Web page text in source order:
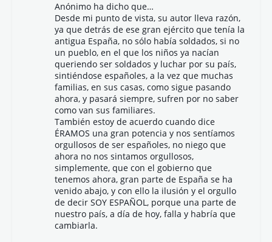
Anónimo ha dicho que…
Desde mi punto de vista, su autor lleva razón,
ya que detrás de ese gran ejército que tenía la
antigua España, no sólo había soldados, si no
un pueblo, en el que los niños ya nacían
queriendo ser soldados y luchar por su país,
sintiéndose españoles, a la vez que muchas
familias, en sus casas, como sigue pasando
ahora, y pasará siempre, sufren por no saber
como van sus familiares.
También estoy de acuerdo cuando dice
ÉRAMOS una gran potencia y nos sentíamos
orgullosos de ser españoles, no niego que
ahora no nos sintamos orgullosos,
simplemente, que con el gobierno que
tenemos ahora, gran parte de España se ha
venido abajo, y con ello la ilusión y el orgullo
de decir SOY ESPAÑOL, porque una parte de
nuestro país, a día de hoy, falla y habría que
cambiarla.